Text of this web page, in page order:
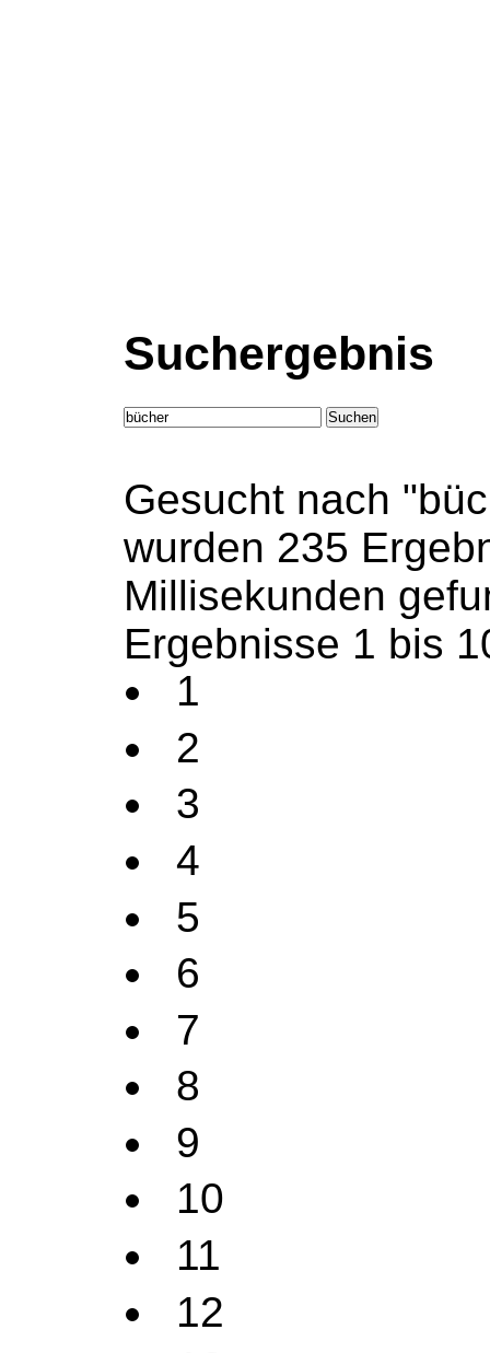
Suchergebnis
Suchen
Gesucht nach
wurden 235
Millisekunden
Ergebnisse 1 bis
1
2
3
4
5
6
7
8
9
10
11
12